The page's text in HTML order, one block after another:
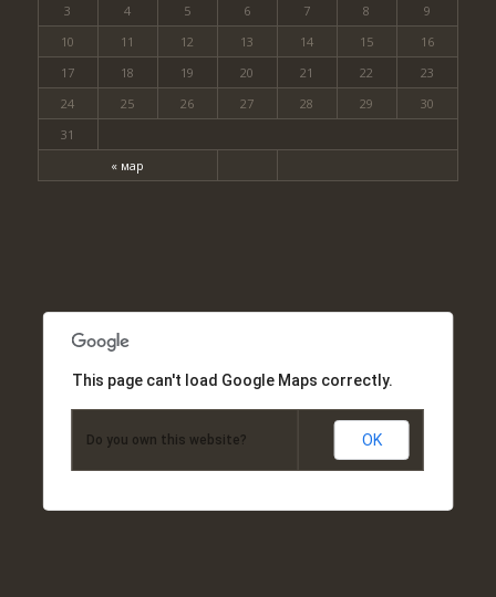
« мар
3
4 5 6 7 8
9
10
11 12 13 14 15
16
17
18 19 20 21 22
23
24
25 26 27 28 29
30
31
This page can't load Google Maps correctly.
Do you own this website? OK